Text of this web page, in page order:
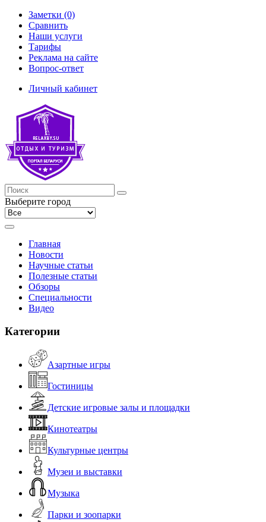
Заметки (0)
Сравнить
Наши услуги
Тарифы
Реклама на сайте
Вопрос-ответ
Личный кабинет
Выберите город
Главная
Новости
Научные статьи
Полезные статьи
Обзоры
Специальности
Видео
Категории
Азартные игры
Гостиницы
Детские игровые залы и площадки
Кинотеатры
Культурные центры
Музеи и выставки
Музыка
Парки и зоопарки